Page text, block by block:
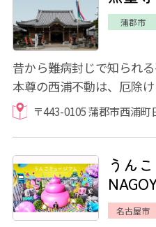
蒲郡市
昔から難病封じで知られ
本尊の西浦不動は、厄除
され全国から参拝者が集ま
〒443-0105 蒲郡市西浦町
うん
名古屋市